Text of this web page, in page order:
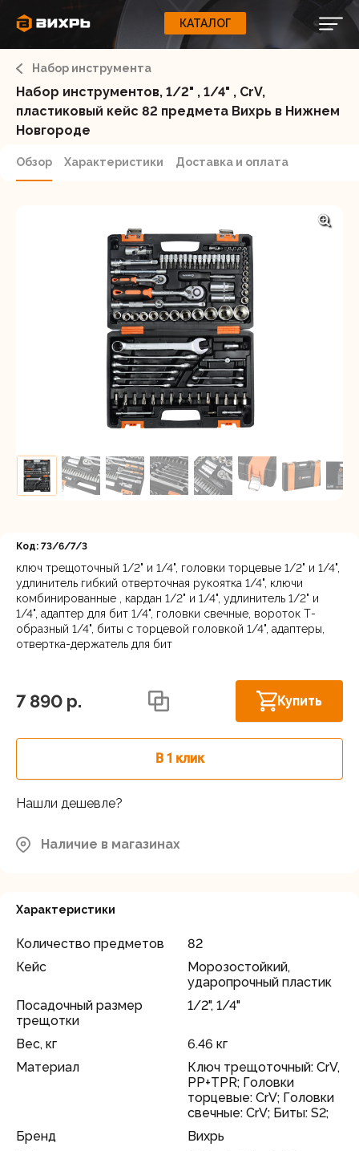
КАТАЛОГ
КАТАЛОГ
Регистрация
О бренде
Доставка и оплата
Свернуть
ЭЛЕКТРОИНСТРУМЕНТЫ
ИНСТРУМЕНТ
СЕЛЬХОЗТЕХНИКА
ОБОРУДОВАНИЕ
Набор инструмента
Набор инструментов, 1/2" , 1/4" , CrV,
пластиковый кейс 82 предмета Вихрь в Нижнем
Новгороде
Обзор Характеристики Доставка и оплата
Код: 73/6/7/3
ключ трещоточный 1/2" и 1/4", головки торцевые 1/2" и 1/4",
удлинитель гибкий отверточная рукоятка 1/4", ключи
комбинированные , кардан 1/2" и 1/4", удлинитель 1/2" и
1/4", адаптер для бит 1/4", головки свечные, вороток Т-
образный 1/4", биты с торцевой головкой 1/4", адаптеры,
отвертка-держатель для бит
7 890 p. Купить
В 1 клик
Нашли дешевле?
Наличие в магазинах
Нижний Новгород, ул. Ларина, 18А
Осталось
несколько
штук
Характеристики
Количество предметов
82
Кейс
Морозостойкий,
ударопрочный пластик
Посадочный размер
трещотки
1/2", 1/4"
Вес, кг
6.46 кг
Материал
Ключ трещоточный: CrV,
PP+TPR; Головки
торцевые: CrV; Головки
свечные: CrV; Биты: S2;
Бренд
Вихрь
Забыли пароль?
Регистрация
ВАШ ЗАКАЗ
Корзина
Ваша корзина пуста.